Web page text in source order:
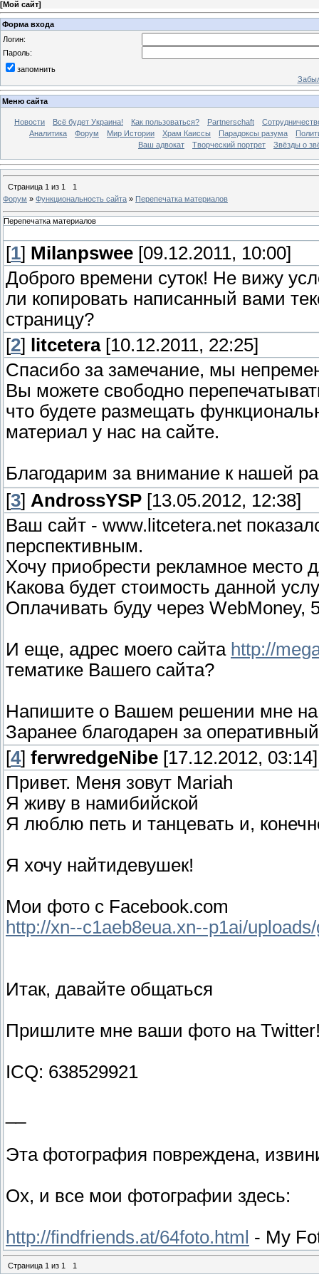
[Мой сайт]
Форма входа
Логин:
Пароль:
запомнить
Меню сайта
Новости Всё будет Украина! Как пользоваться? Partnerschaft
Аналитика
Форум Мир Истории Храм Каиссы Парадоксы разума
Ваш адвокат
Творческий портрет Звёзды о
Страница 1 из 1
1
Форум » Функциональность сайта » Перепечатка материалов
Перепечатка материалов
[1] Milanpswee [09.12.2011, 10:00]
Доброго времени суток! Не вижу
ли копировать написанный вами
страницу?
[2] litcetera[10.12.2011, 22:25]
Спасибо за замечание, мы
Вы можете свободно
что будете размещать
материал у нас на сайте.
Благодарим за внимание к нашей
[3] AndrossYSP [13.05.2012, 12:38]
Ваш сайт - www.litcetera.net
перспективным.
Хочу приобрести рекламное место
Какова будет стоимость данной
Оплачивать буду через WebMoney,
И еще, адрес моего сайта http://
тематике Вашего сайта?
Напишите о Вашем решении мне
Заранее благодарен за оперативный
[4] ferwredgeNibe [17.12.2012, 03:14]
Привет. Меня зовут Mariah
Я живу в намибийской
Я люблю петь и танцевать и,
Я хочу найтидевушек!
Мои фото с Facebook.com
http://xn--c1aeb8eua.xn--p1ai/
Итак, давайте общаться
Пришлите мне ваши фото на
ICQ: 638529921
Эта фотография повреждена,
Ох, и все мои фотографии здесь:
http://findfriends.at/64foto.html - My
Страница 1 из 1 1